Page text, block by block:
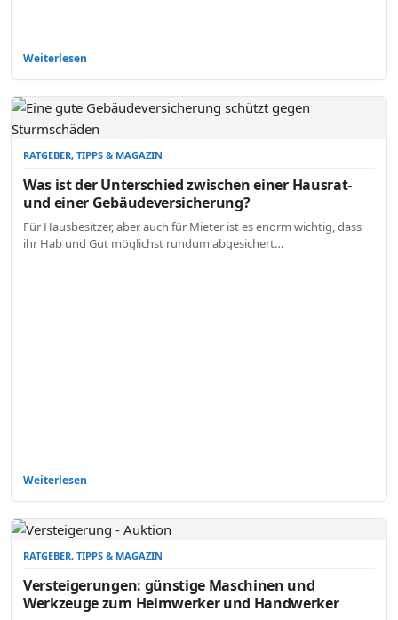
Weiterlesen
RATGEBER, TIPPS & MAGAZIN
Was ist der Unterschied zwischen einer Hausrat-
und einer Gebäudeversicherung?
Für Hausbesitzer, aber auch für Mieter ist es enorm wichtig, dass
ihr Hab und Gut möglichst rundum abgesichert…
Weiterlesen
RATGEBER, TIPPS & MAGAZIN
Versteigerungen: günstige Maschinen und
Werkzeuge zum Heimwerker und Handwerker